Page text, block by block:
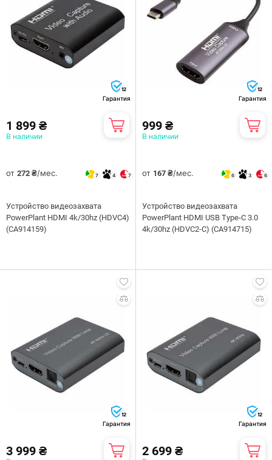
12
Гарантия
1 899 ₴
В наличии
от 272 ₴/мес. 7 4 7
Устройство видеозахвата
PowerPlant HDMI 4k/30hz (HDVC4)
(CA914159)
12
Гарантия
999 ₴
В наличии
от 167 ₴/мес. 6 3 6
Устройство видеозахвата
PowerPlant HDMI USB Type-C 3.0
4k/30hz (HDVC2-C) (CA914715)
12
Гарантия
3 999 ₴
12
Гарантия
2 699 ₴